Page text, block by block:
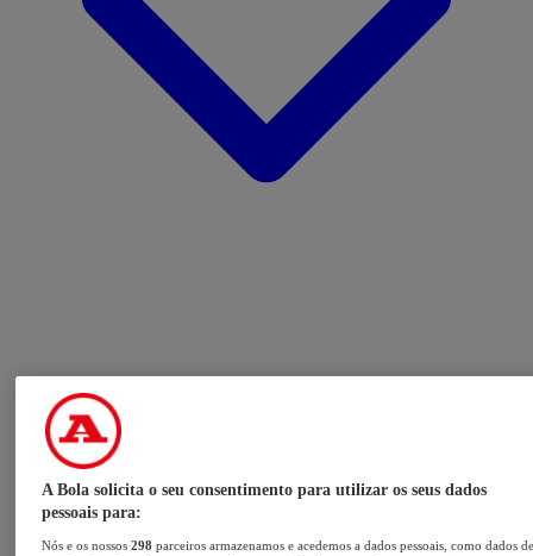
A Bola solicita o seu consentimento para utilizar os seus dados
pessoais para:
Nós e os nossos298 parceiros armazenamos e acedemos a dados pessoais, como dados